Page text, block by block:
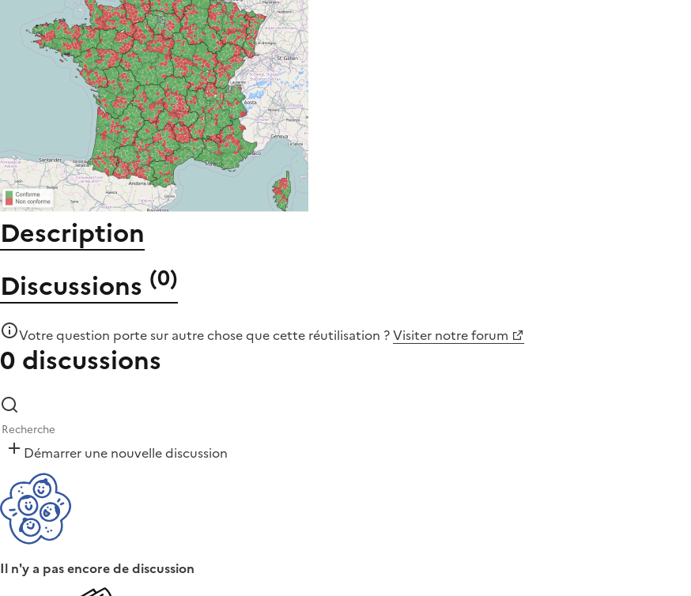
Description
Discussions (0)
Votre question porte sur autre chose quecette réutilisation ?Visiter notre forum
0 discussions
Démarrer une nouvelle discussion
Il n'y a pas encore de discussion